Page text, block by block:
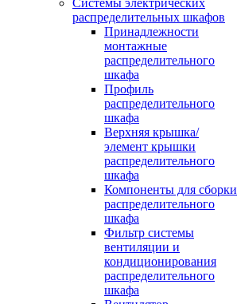
Системы электрических
распределительных шкафов
Принадлежности
монтажные
распределительного
шкафа
Профиль
распределительного
шкафа
Верхняя крышка/
элемент крышки
распределительного
шкафа
Компоненты для сборки
распределительного
шкафа
Фильтр системы
вентиляции и
кондиционирования
распределительного
шкафа